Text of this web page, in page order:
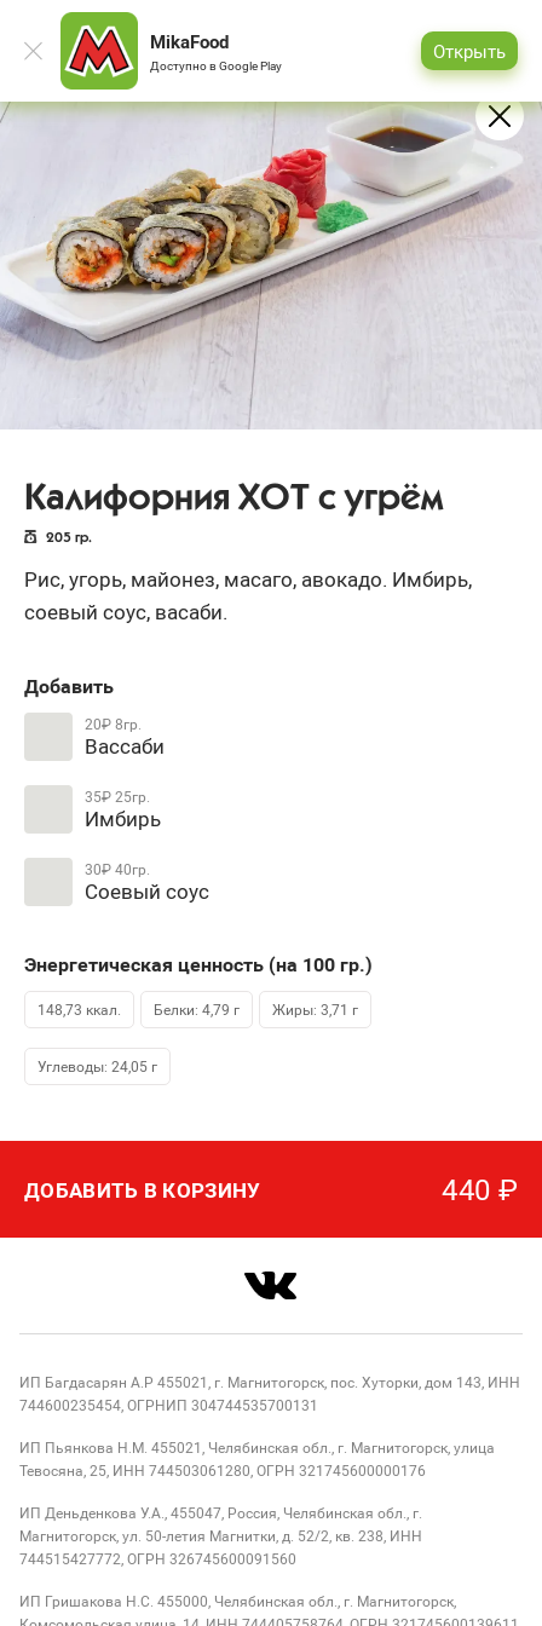
MikaFood
Доступно вGoogle Play
Открыть
Калифорния ХОТ с угрём
205 гр.
Рис, угорь, майонез, масаго, авокадо. Имбирь,
соевый соус, васаби.
Добавить
20₽8гр.
Вассаби
35₽25гр.
Имбирь
30₽40гр.
Соевый соус
Энергетическая ценность (на 100гр.)
148,73 ккал. Белки: 4,79 г Жиры: 3,71 г
Углеводы: 24,05 г
ДОБАВИТЬ В КОРЗИНУ 440 ₽
ИП Багдасарян А.Р 455021, г. Магнитогорск, пос. Хуторки, дом 143, ИНН
744600235454, ОГРНИП 304744535700131
ИП Пьянкова Н.М. 455021, Челябинская обл., г. Магнитогорск, улица
Тевосяна, 25, ИНН 744503061280, ОГРН 321745600000176
ИП Деньденкова У.А., 455047, Россия, Челябинская обл., г.
Магнитогорск, ул. 50-летия Магнитки, д. 52/2, кв. 238, ИНН
744515427772, ОГРН 326745600091560
ИП Гришакова Н.С. 455000, Челябинская обл., г. Магнитогорск,